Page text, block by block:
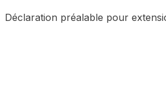
Déclaration préalable pour